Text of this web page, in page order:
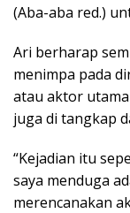
(Aba-aba red.)
Ari berharap
menimpa pada
atau aktor
juga di tangkap
“Kejadian itu
saya menduga
merencanakan